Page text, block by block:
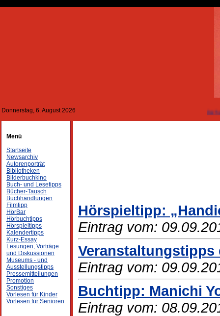
Donnerstag, 6. August 2026
Menü
Startseite
Newsarchiv
Autorenporträt
Bibliotheken
Bilderbuchkino
Buch- und Lesetipps
Bücher-Tausch
Buchhandlungen
Filmtipp
HörBar
Hörbuchtipps
Hörspieltipps
Kalendertipps
Kurz-Essay
Lesungen, Vorträge
und Diskussionen
Museums - und
Ausstellungstipps
Pressemitteilungen
Promotion
Sonstiges
Vorlesen für Kinder
Vorlesen für Senioren
Hörspieltipp:
Eintrag vom:
Veranstaltungstipps
Eintrag vom:
Buchtipp: Manichi
Eintrag vom: